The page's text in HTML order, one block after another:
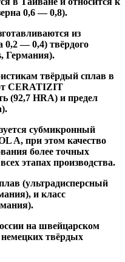
0,6 — 0,8).
из
0,2 — 0,4) твёрдого
Германия).
твёрдый сплав в
CERATIZIT
(92,7 HRA) и предел
субмикронный
A, при этом качество
более точных
этапах производства.
(ультрадисперсный
и класс
на швейцарском
немецких твёрдых